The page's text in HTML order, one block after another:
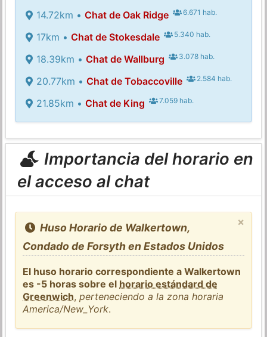
14.72km • Chat de Oak Ridge 6.671 hab.
17km • Chat de Stokesdale 5.340 hab.
18.39km • Chat de Wallburg 3.078 hab.
20.77km • Chat de Tobaccoville 2.584 hab.
21.85km • Chat de King 7.059 hab.
Importancia del horario en
el acceso al chat
×
Huso Horario de Walkertown,
Condado de Forsyth en Estados Unidos
El huso horario correspondiente a Walkertown
es -5 horas sobre el horario estándard de
Greenwich,perteneciendo a la zona horaria
America/New_York.